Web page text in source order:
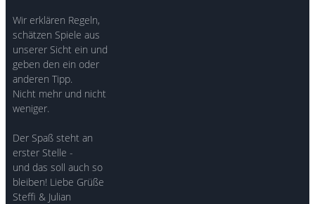
Wir erklären Regeln,
schätzen Spiele aus
unserer Sicht ein und
geben den ein oder
anderen Tipp.
Nicht mehr und nicht
weniger.
Der Spaß steht an
erster Stelle -
und das soll auch so
bleiben! Liebe Grüße
Steffi & Julian